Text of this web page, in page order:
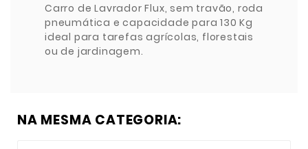
Carro de Lavrador Flux, sem travão, roda
pneumática e capacidade para 130 Kg
ideal para tarefas agrícolas, florestais
ou de jardinagem.
NA MESMA CATEGORIA: